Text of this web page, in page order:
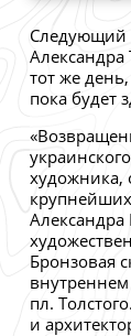
Следующий
тот же
пока будет
художника,
Бронзовая
пл.
и